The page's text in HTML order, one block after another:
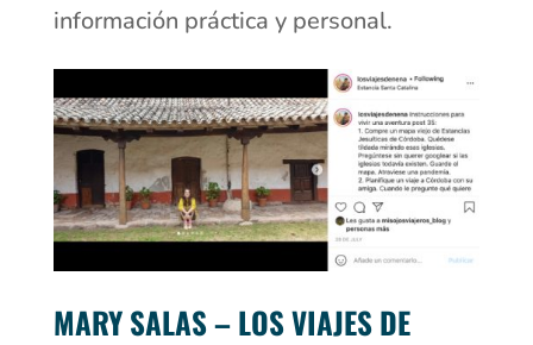
información práctica y personal.
MARY SALAS – LOS VIAJES DE